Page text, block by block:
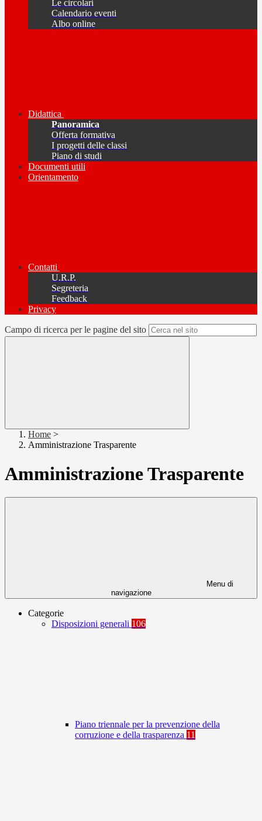
Le circolari
Calendario eventi
Albo online
Didattica
Panoramica
Offerta formativa
I progetti delle classi
Piano di studi
Documenti utili
Orientamento
Contatti
U.R.P.
Segreteria
Feedback
Privacy
Campo di ricerca per le pagine del sito
Home >
Amministrazione Trasparente
Amministrazione Trasparente
Menu di
navigazione
Categorie
Disposizioni generali 106
Piano triennale per la prevenzione della
corruzione e della trasparenza 11